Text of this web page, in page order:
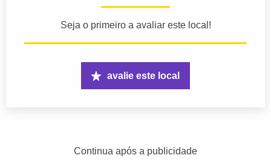
Seja o primeiro a avaliar este local!
avalie este local
Continua após a publicidade